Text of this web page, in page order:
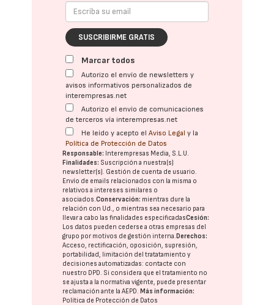
SUSCRIBIRME GRATIS
Marcar todos
Autorizo el envío de newsletters y
avisos informativos personalizados de
interempresas.net
Autorizo el envío de comunicaciones
de terceros vía interempresas.net
He leído y acepto elAviso Legal y la
Política de Protección de Datos
Responsable: Interempresas Media, S.L.U.
Finalidades: Suscripción a nuestra(s)
newsletter(s). Gestión de cuenta de usuario.
Envío de emails relacionados con la misma o
relativos a intereses similares o
asociados.Conservación: mientras dure la
relación con Ud., o mientras sea necesario para
llevar a cabo las finalidades especificadasCesión:
Los datos pueden cederse a otras empresas del
grupo por motivos de gestión interna.Derechos:
Acceso, rectificación, oposición, supresión,
portabilidad, limitación del tratatamiento y
decisiones automatizadas: contacte con
nuestro DPD. Si considera que el tratamiento no
se ajusta a la normativa vigente, puede presentar
reclamación ante laAEPD.Más información:
Política de Protección de Datos